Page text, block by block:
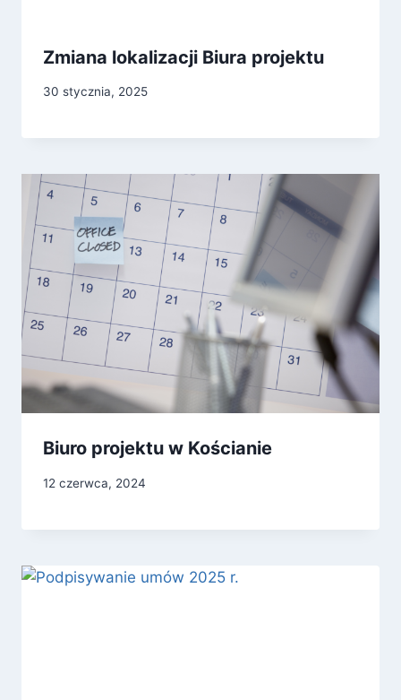
Zmiana lokalizacji Biura projektu
30 stycznia, 2025
Biuro projektu w Kościanie
12 czerwca, 2024